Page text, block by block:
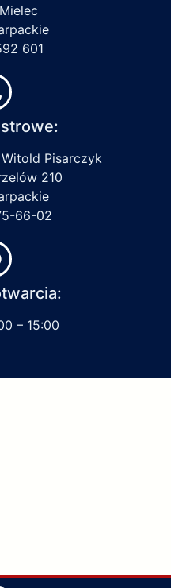
601
Witold Pisarczyk
210
66-02
– 15:00